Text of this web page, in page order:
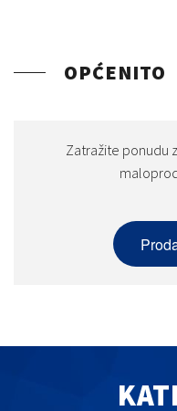
OPĆENITO
Zatražite ponudu